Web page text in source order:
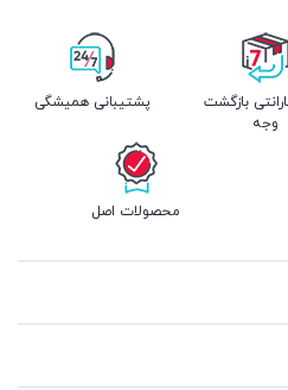
بازگشت
وجه
پشتیبانی همیشگی
محصولات اصل